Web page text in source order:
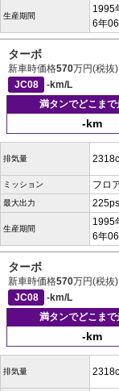
生産期間
1995
6年06
ターボ
新車時価格570万円(税抜)
JC08
-km/L
満タンでどこまで
-km
排気量
ミッション フロ
最大出力
生産期間
1995
6年06
ターボ
新車時価格570万円(税抜)
JC08
-km/L
満タンでどこまで
-km
排気量